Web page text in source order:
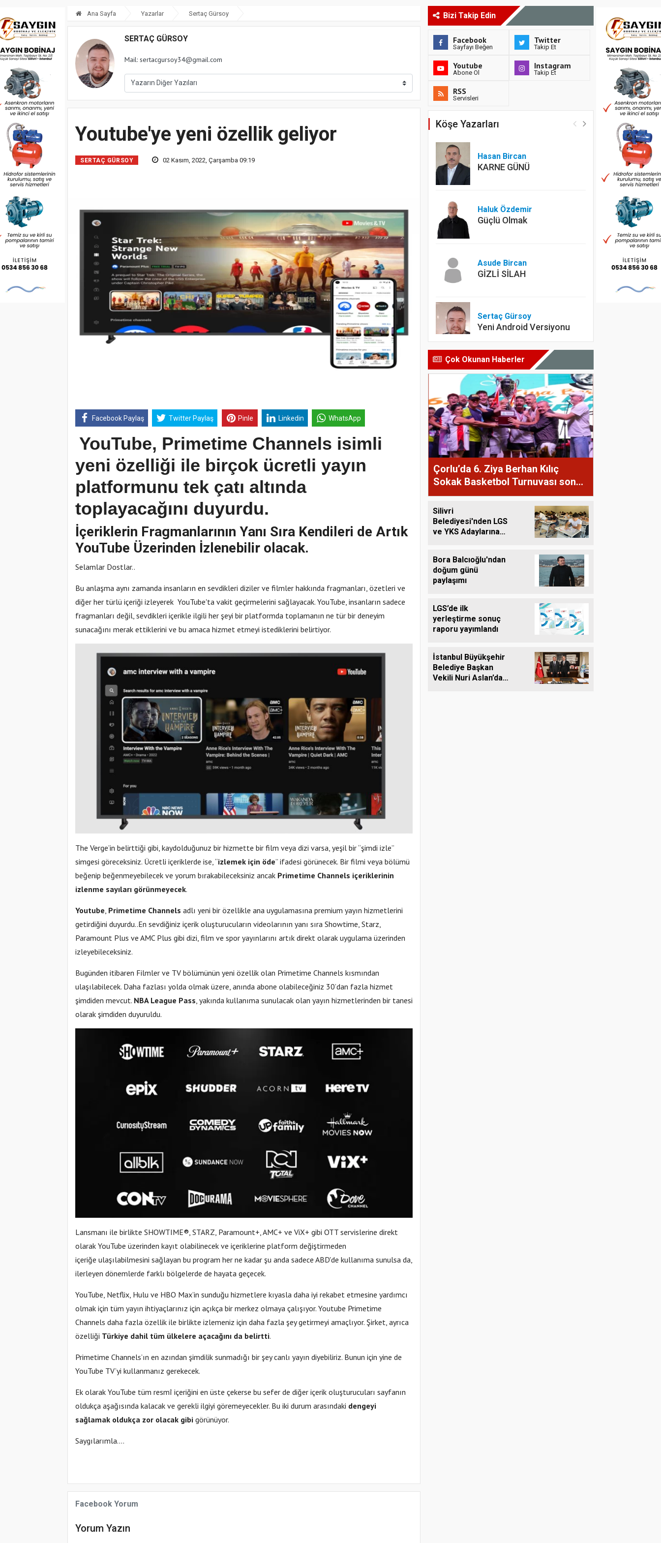
Ana Sayfa Yazarlar Sertaç Gürsoy
SERTAÇ GÜRSOY
Mail: sertacgursoy34@gmail.com
Youtube'ye yeni özellik geliyor
SERTAÇ GÜRSOY 02 Kasım, 2022, Çarşamba 09:19
Facebook Paylaş Twitter Paylaş Pinle Linkedin WhatsApp
YouTube, Primetime Channels isimli
yeni özelliği ile birçok ücretli yayın
platformunu tek çatı altında
toplayacağını duyurdu.
İçeriklerin Fragmanlarının Yanı Sıra Kendileri de Artık
YouTube Üzerinden İzlenebilir olacak.
Selamlar Dostlar..
Bu anlaşma aynı zamanda insanların en sevdikleri diziler ve filmler hakkında fragmanları, özetleri ve
diğer her türlü içeriği izleyerek YouTube'ta vakit geçirmelerini sağlayacak. YouTube, insanların sadece
fragmanları değil, sevdikleri içerikle ilgili her şeyi bir platformda toplamanın ne tür bir deneyim
sunacağını merak ettiklerini ve bu amaca hizmet etmeyi istediklerini belirtiyor.
The Verge’in belirttiği gibi, kaydolduğunuz bir hizmette bir film veya dizi varsa, yeşil bir “şimdi izle”
simgesi göreceksiniz. Ücretli içeriklerde ise, “izlemek için öde” ifadesi görünecek. Bir filmi veya bölümü
beğenip beğenmeyebilecek ve yorum bırakabileceksiniz ancak Primetime Channels içeriklerinin
izlenme sayıları görünmeyecek.
Youtube Primetime Channels adlı yeni bir özellikle ana uygulamasına premium yayın hizmetlerini
getirdiğini duyurdu..En sevdiğiniz içerik oluşturucuların videolarının yanı sıra Showtime, Starz,
Paramount Plus ve AMC Plus gibi dizi, film ve spor yayınlarını artık direkt olarak uygulama üzerinden
izleyebileceksiniz.
Bugünden itibaren Filmler ve TV bölümünün yeni özellik olan Primetime Channels kısmından
ulaşılabilecek. Daha fazlası yolda olmak üzere, anında abone olabileceğiniz 30’dan fazla hizmet
şimdiden mevcut. NBA League Pass , yakında kullanıma sunulacak olan yayın hizmetlerinden bir tanesi
olarak şimdiden duyuruldu.
Lansmanı ile birlikte SHOWTIME®️, STARZ, Paramount+, AMC+ ve ViX+ gibi OTT servislerine direkt
olarak YouTube üzerinden kayıt olabilinecek ve içeriklerine platform değiştirmeden
içeriğe ulaşılabilmesini sağlayan bu program her ne kadar şu anda sadece ABD'de kullanıma sunulsa da,
ilerleyen dönemlerde farklı bölgelerde de hayata geçecek.
YouTube, Netflix, Hulu ve HBO Max’in sunduğu hizmetlere kıyasla daha iyi rekabet etmesine yardımcı
olmak için tüm yayın ihtiyaçlarınız için açıkça bir merkez olmaya çalışıyor. Youtube Primetime
Channels daha fazla özellik ile birlikte izlemeniz için daha fazla şey getirmeyi amaçlıyor. Şirket, ayrıca
özelliği Türkiye dahil tüm ülkelere açacağını da belirtti.
Primetime Channels’ın en azından şimdilik sunmadığı bir şey canlı yayın diyebiliriz. Bunun için yine de
YouTube TV’yi kullanmanız gerekecek.
Ek olarak YouTube tüm resmî içeriğini en üste çekerse bu sefer de diğer içerik oluşturucuları sayfanın
oldukça aşağısında kalacak ve gerekli ilgiyi göremeyecekler. Bu iki durum arasındaki dengeyi
sağlamak oldukça zor olacak gibi görünüyor.
Saygılarımla....
Facebook Yorum
Yorum Yazın
Bizi Takip Edin
Facebook
Sayfayı Beğen
Twitter
Takip Et
Youtube
Abone Ol
Instagram
Takip Et
RSS
Servisleri
Köşe Yazarları
Hasan Bircan
KARNE GÜNÜ
Haluk Özdemir
Güçlü Olmak
Asude Bircan
GİZLİ SİLAH
Sertaç Gürsoy
Yeni Android Versiyonu
Dyt. Merve Köksal
Diyet yapılırken en çok
yapılan hatalar nelerdir?
Sercan Turna
Şampiyon olacak bizim
çocuklar
Çok Okunan Haberler
Çorlu’da 6. Ziya Berhan Kılıç
Sokak Basketbol Turnuvası sona
erdi
Silivri
Belediyesi'nden LGS
ve YKS Adaylarına
Bora Balcıoğlu'ndan
doğum günü
paylaşımı
LGS’de ilk
yerleştirme sonuç
raporu yayımlandı
İstanbul Büyükşehir
Belediye Başkan
Vekili Nuri Aslan’dan